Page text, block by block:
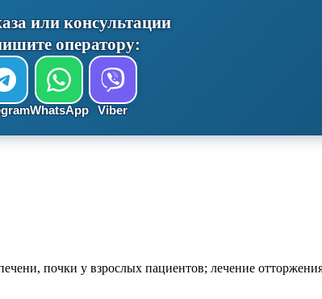
или консультации
оператору:
WhatsApp Viber
почки у взрослых пациентов; лечение